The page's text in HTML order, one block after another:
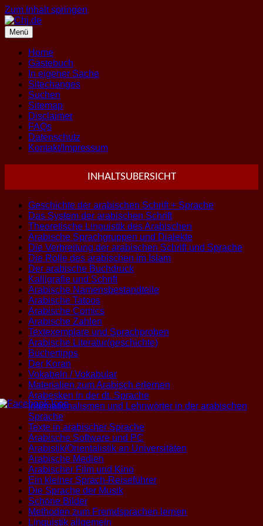
Zum Inhalt springen
Menü
Home
Gästebuch
In eigener Sache
Sitechanges
Suchen
Sitemap
Disclaimer
FAQs
Datenschutz
Kontakt/Impressum
INHALTSUBERSICHT
Geschichte der arabischen Schrift + Sprache
Das System der arabischen Schrift
Theoretische Linguistik des Arabischen
Arabische Sprachgruppen und Dialekte
Die Verbreitung der arabischen Schrift und Sprache
Die Rolle des arabischen im Islam
Der arabische Buchdruck
Kalligrafie und Schrift
Arabische Namensbestandteile
Arabische Tatoos
Arabische Comics
Arabische Zahlen
Textexemplare und Sprachproben
Arabische Literatur(geschichte)
Büchertipps
Der Koran
Vokabeln / Vokabular
Materialien zum Arabisch erlernen
Arabesken in der dt. Sprache
Internationalismen und Lehnwörter in der arabischen
Sprache
Texte in arabischer Sprache
Arabische Software und PC
Arabistik/Orientalistik an Universitäten
Arabische Medien
Arabischer Film und Kino
Ein kleiner Sprach-Reiseführer
Die Sprache der Musik
Schöne Bilder
Methoden zum Fremdsprachen lernen
Linguistik allgemein